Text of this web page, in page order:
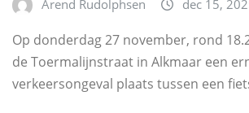
Arend Rudolphsen dec 15,
Op donderdag 27 november, rond
de Toermalijnstraat in Alkmaar een
verkeersongeval plaats tussen een